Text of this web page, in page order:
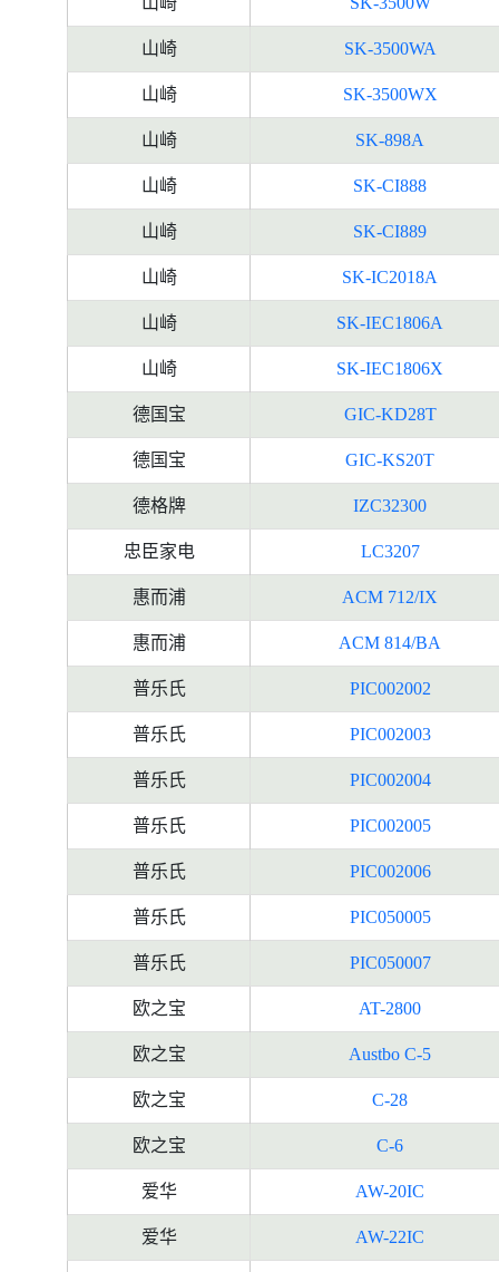
山崎 SK-3500WA
山崎 SK-3500WX
山崎 SK-898A
山崎 SK-CI888
山崎 SK-CI889
山崎 SK-IC2018A
山崎 SK-IEC1806A
山崎 SK-IEC1806X
德国宝 GIC-KD28T
德国宝 GIC-KS20T
德格牌 IZC32300
忠臣家电 LC3207
惠而浦 ACM 712/IX
惠而浦 ACM 814/BA
普乐氏 PIC002002
普乐氏 PIC002003
普乐氏 PIC002004
普乐氏 PIC002005
普乐氏 PIC002006
普乐氏 PIC050005
普乐氏 PIC050007
欧之宝 AT-2800
欧之宝 Austbo C-5
欧之宝 C-28
欧之宝 C-6
爱华 AW-20IC
爱华 AW-22IC